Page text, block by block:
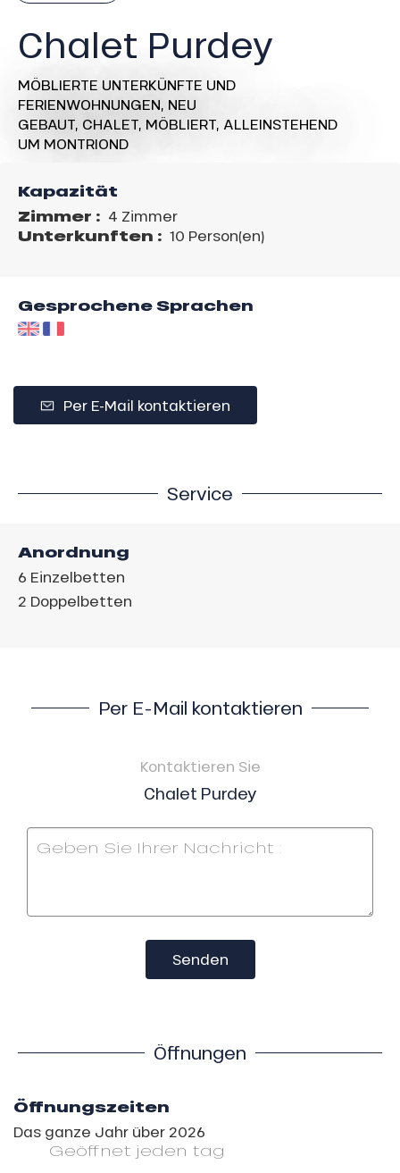
Chalet Purdey
MÖBLIERTE UNTERKÜNFTE UND
FERIENWOHNUNGEN, NEU
GEBAUT, CHALET, MÖBLIERT, ALLEINSTEHEND
UM MONTRIOND
Kapazität
Zimmer : 4 Zimmer
Unterkunften : 10 Person(en)
Gesprochene Sprachen
Per E-Mail kontaktieren
Service
Anordnung
6 Einzelbetten
2 Doppelbetten
Per E-Mail kontaktieren
Kontaktieren Sie
Chalet Purdey
Senden
Öffnungen
Öffnungszeiten
Das ganze Jahr über 2026
Geöffnet jeden tag